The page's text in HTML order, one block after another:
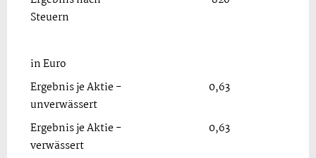
Steuern
in Euro
Ergebnis je Aktie -
unverwässert
0,63
Ergebnis je Aktie -
verwässert
0,63